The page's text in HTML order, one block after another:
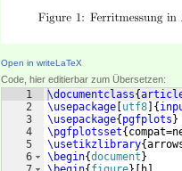
Open in writeLaTeX
Code, hier editierbar zum Übersetzen:
1
2
3
4
5
6
\documentclass{
\usepackage utf8 {
\usepackage{ pgfplots }
\pgfplotsset{
\usetikzlibrary{
\begin{document }